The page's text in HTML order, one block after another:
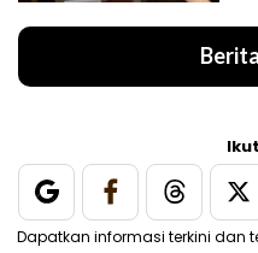
Dapatkan informasi terkini dan